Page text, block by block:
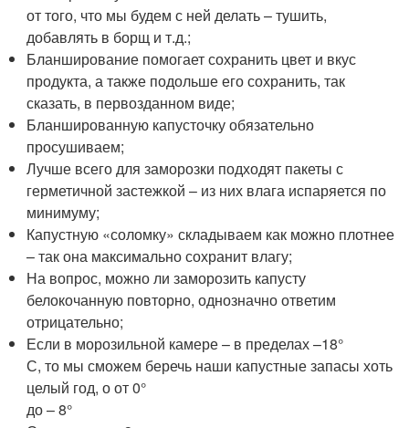
от того, что мы будем с ней делать – тушить,
добавлять в борщ и т.д.;
Бланширование помогает сохранить цвет и вкус
продукта, а также подольше его сохранить, так
сказать, в первозданном виде;
Бланшированную капусточку обязательно
просушиваем;
Лучше всего для заморозки подходят пакеты с
герметичной застежкой – из них влага испаряется по
минимуму;
Капустную «соломку» складываем как можно плотнее
– так она максимально сохранит влагу;
На вопрос, можно ли заморозить капусту
белокочанную повторно, однозначно ответим
отрицательно;
Если в морозильной камере – в пределах –18°
С, то мы сможем беречь наши капустные запасы хоть
целый год, о от 0°
до – 8°